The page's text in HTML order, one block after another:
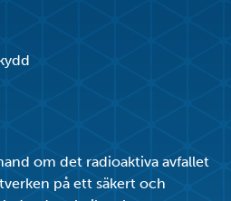
om det radioaktiva avfallet
på ett säkert och